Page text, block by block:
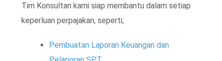
Tim Konsultan kami siap membantu dalam setiap
keperluan perpajakan, seperti;
Pembuatan Laporan Keuangan dan